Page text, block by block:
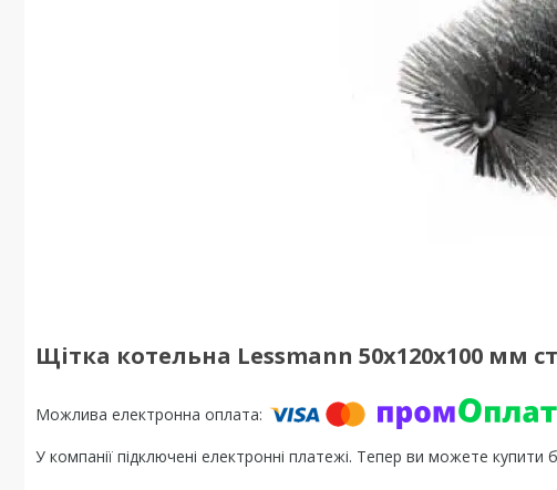
Щітка котельна Lessmann 50х120х100 мм
У компанії підключені електронні платежі. Тепер ви можете